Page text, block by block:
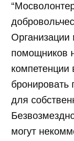
Организации
помощников
компетенции
бронировать
для
могут